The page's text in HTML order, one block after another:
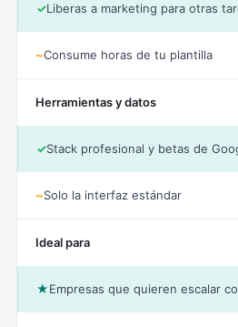
✓Liberas a marketing para otras
~Consume horas de tu plantilla
Herramientas y datos
✓Stack profesional y betas de
~Solo la interfaz estándar
Ideal para
★Empresas que quieren escalar